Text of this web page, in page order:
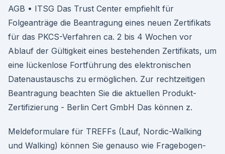
AGB • ITSG Das Trust Center empfiehlt für
Folgeanträge die Beantragung eines neuen Zertifikats
für das PKCS-Verfahren ca. 2 bis 4 Wochen vor
Ablauf der Gültigkeit eines bestehenden Zertifikats, um
eine lückenlose Fortführung des elektronischen
Datenaustauschs zu ermöglichen. Zur rechtzeitigen
Beantragung beachten Sie die aktuellen Produkt-
Zertifizierung - Berlin Cert GmbH Das können z.
Meldeformulare für TREFFs (Lauf, Nordic-Walking
und Walking) können Sie genauso wie Fragebogen-